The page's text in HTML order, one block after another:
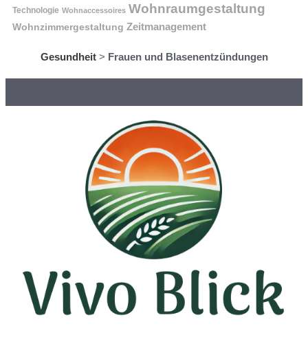
Technologie Wohnaccessoires Wohnraumgestaltung
Wohnzimmergestaltung Zeitmanagement
Gesundheit> Frauen und Blasenentzündungen